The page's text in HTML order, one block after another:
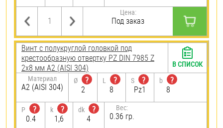
Цена:
Под заказ
Винт с полукруглой головкой под
крестообразную отвертку PZ DIN 7985 Z
2х8 мм А2 (AISI 304)
Материал
А2 (AISI 304)
Ø
?
2
L
?
8
S
?
Pz1
b
?
8
P
?
0.4
k
?
1,6
dk
?
4
Вес:
0.36 гр.
В СПИСОК